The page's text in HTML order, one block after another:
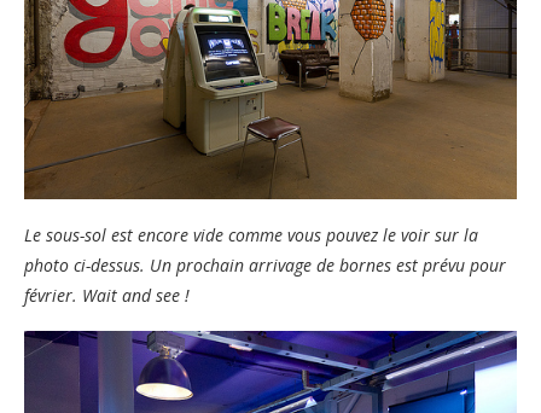
Le sous-sol est encore vide comme vous pouvez le voir sur la
photo ci-dessus. Un prochain arrivage de bornes est prévu pour
février. Wait and see !